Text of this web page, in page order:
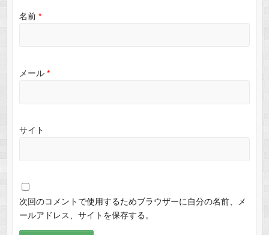
名前 *
メール *
サイト
次回のコメントで使用するためブラウザーに自分の名前、メ
ールアドレス、サイトを保存する。